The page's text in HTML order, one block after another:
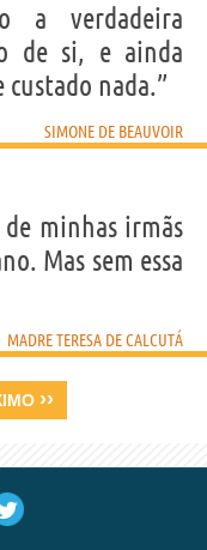
a verdadeira
de si, e ainda
custado nada.”
SIMONE DE BEAUVOIR
minhas irmãs
Mas sem essa
MADRE TERESA DE CALCUTÁ
››